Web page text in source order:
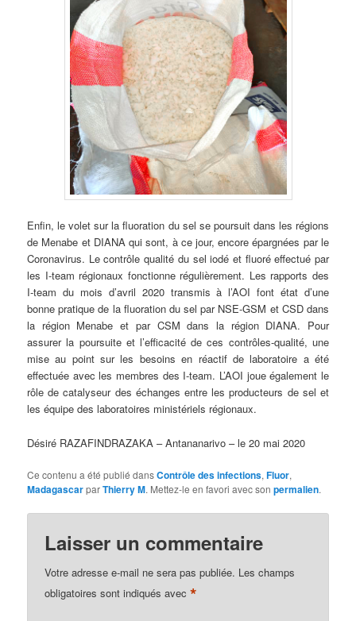
Enfin, le volet sur la fluoration du sel se poursuit dans les régions
de Menabe et DIANA qui sont, à ce jour, encore épargnées par le
Coronavirus. Le contrôle qualité du sel iodé et fluoré effectué par
les I-team régionaux fonctionne régulièrement. Les rapports des
I-team du mois d’avril 2020 transmis à l’AOI font état d’une
bonne pratique de la fluoration du sel par NSE-GSM et CSD dans
la région Menabe et par CSM dans la région DIANA. Pour
assurer la poursuite et l’efficacité de ces contrôles-qualité, une
mise au point sur les besoins en réactif de laboratoire a été
effectuée avec les membres des I-team. L’AOI joue également le
rôle de catalyseur des échanges entre les producteurs de sel et
les équipe des laboratoires ministériels régionaux.
Désiré RAZAFINDRAZAKA – Antananarivo – le 20 mai 2020
Ce contenu a été publié dansContrôle des infections,Fluor,
MadagascarparThierry M. Mettez-le en favori avec sonpermalien.
Laisser un commentaire
Votre adresse e-mail ne sera pas publiée. Les champs
obligatoires sont indiqués avec*